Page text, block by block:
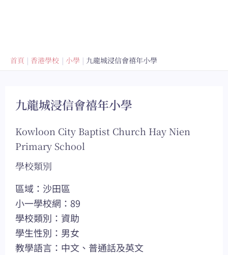
首頁 香港學校 小學 九龍城浸信會禧年小學
九龍城浸信會禧年小學
Kowloon City Baptist Church Hay Nien
Primary School
學校類別
區域：沙田區
小一學校網：89
學校類別：資助
學生性別：男女
教學語言：中文、普通話及英文